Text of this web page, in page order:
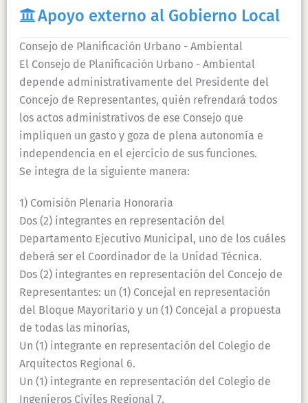
Apoyo externo al Gobierno Local
Consejo de Planificación Urbano - Ambiental
El Consejo de Planificación Urbano - Ambiental
depende administrativamente del Presidente del
Concejo de Representantes, quién refrendará todos
los actos administrativos de ese Consejo que
impliquen un gasto y goza de plena autonomía e
independencia en el ejercicio de sus funciones.
Se integra de la siguiente manera:
1) Comisión Plenaria Honoraria
Dos (2) integrantes en representación del
Departamento Ejecutivo Municipal, uno de los cuáles
deberá ser el Coordinador de la Unidad Técnica.
Dos (2) integrantes en representación del Concejo de
Representantes: un (1) Concejal en representación
del Bloque Mayoritario y un (1) Concejal a propuesta
de todas las minorías,
Un (1) integrante en representación del Colegio de
Arquitectos Regional 6.
Un (1) integrante en representación del Colegio de
Ingenieros Civiles Regional 7.